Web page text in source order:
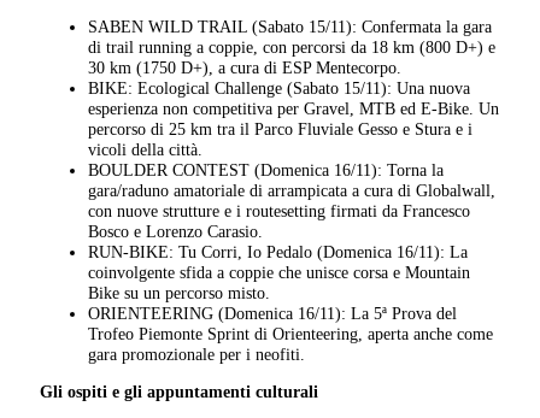
SABEN WILD TRAIL (Sabato 15/11): Confermata la gara
di trail running a coppie, con percorsi da 18 km (800 D+) e
30 km (1750 D+), a cura di ESP Mentecorpo.
BIKE: Ecological Challenge (Sabato 15/11): Una nuova
esperienza non competitiva per Gravel, MTB ed E-Bike. Un
percorso di 25 km tra il Parco Fluviale Gesso e Stura e i
vicoli della città.
BOULDER CONTEST (Domenica 16/11): Torna la
gara/raduno amatoriale di arrampicata a cura di Globalwall,
con nuove strutture e i routesetting firmati da Francesco
Bosco e Lorenzo Carasio.
RUN-BIKE: Tu Corri, Io Pedalo (Domenica 16/11): La
coinvolgente sfida a coppie che unisce corsa e Mountain
Bike su un percorso misto.
ORIENTEERING (Domenica 16/11): La 5ª Prova del
Trofeo Piemonte Sprint di Orienteering, aperta anche come
gara promozionale per i neofiti.
Gli ospiti e gli appuntamenti culturali